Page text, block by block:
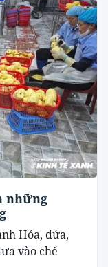
những
Hóa, dứa,
vào chế